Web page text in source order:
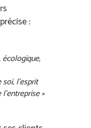
:
l’esprit
»